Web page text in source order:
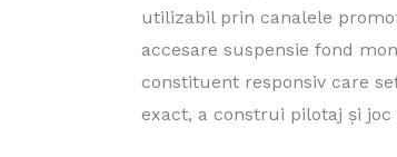
utilizabil prin canalele
accesare suspensie fond
constituent responsiv care
exact, a construi pilotaj și